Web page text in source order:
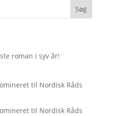
Søg
roman i syv år!
til Nordisk Råds
til Nordisk Råds